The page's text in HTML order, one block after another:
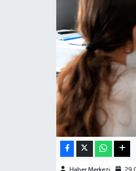
Haber Merkezi
Teknoloji